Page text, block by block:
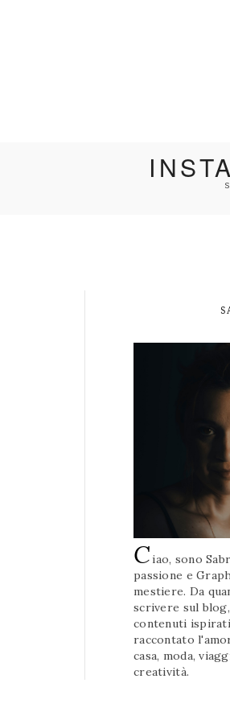
INSTA
Ciao, sono
passione e
mestiere. Da
scrivere sul
contenuti
raccontato
casa, moda,
creatività.